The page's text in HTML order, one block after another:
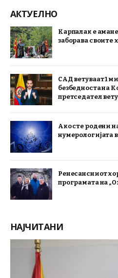
АКТУЕЛНО
Карпалак е
заборава своите
САД ветуваат 1
безбедноста на
претседател
Ако сте родени
нумерологијата
Ренесансниот
програмата на
НАЈЧИТАНИ